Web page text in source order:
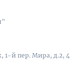
1-й пер. Мира, д.2, 4